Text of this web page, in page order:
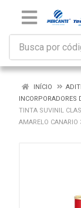
INÍCIO
INCORPORADORES
TINTA SUVINIL
AMARELO CANARIO